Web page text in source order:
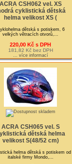
ACRA CSH062 vel. XS
cyklistická dětská
helma velikost XS (
dětská s potiskem, 6
velkých větracích otvorů,...
220,00 Kč s DPH
181,82 Kč bez DPH
... více informací
ACRA CSH065 vel. S
dětská helma
velikost S(48/52 cm)
helma dětská s potiskem od
italské firmy Mondo,...